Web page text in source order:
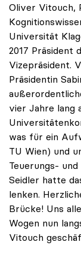
Oliver Vitouch,
Universität
2017 Präsident
Vizepräsident.
Präsidentin
vier Jahre lang
was für ein
TU Wien) und
Teuerungs-
Seidler hatte
lenken.
Brücke! Uns
Wogen nun
Vitouch